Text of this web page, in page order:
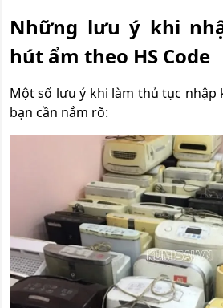
Những lưu ý khi
hút ẩm theo HS Code
Một số lưu ý khi làm thủ tục nhập
bạn cần nắm rõ: